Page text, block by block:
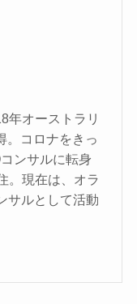
年オーストラリ
。コロナをきっ
ンサルに転身
。現在は、オラ
サルとして活動